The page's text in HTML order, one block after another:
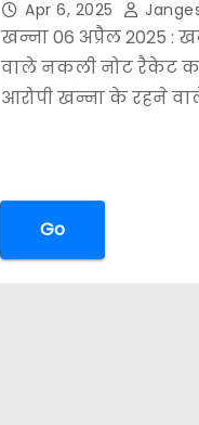
Apr 6, 2025
खन्ना 06 अप्रैल 2025 :
वाले नकली नोट रैकेट
आरोपी खन्ना के रहने
Go